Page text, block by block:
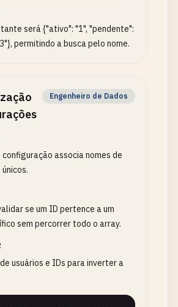
será {"ativo": "1", "pendente":
permitindo a busca pelo nome.
Engenheiro de Dados
configuração associa nomes de
se um ID pertence a um
sem percorrer todo o array.
usuários e IDs para inverter a